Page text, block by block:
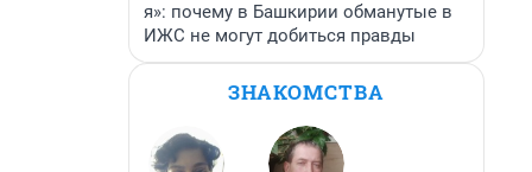
я»: почему в Башкирии обманутые в
ИЖС не могут добиться правды
ЗНАКОМСТВА